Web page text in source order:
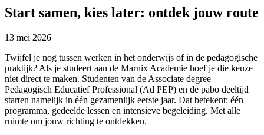
Start samen, kies later: ontdek jouw route
13 mei 2026
Twijfel je nog tussen werken in het onderwijs of in de pedagogische
praktijk? Als je studeert aan de Marnix Academie hoef je die keuze
niet direct te maken. Studenten van de Associate degree
Pedagogisch Educatief Professional (Ad PEP) en de pabo deeltijd
starten namelijk in één gezamenlijk eerste jaar. Dat betekent: één
programma, gedeelde lessen en intensieve begeleiding. Met alle
ruimte om jouw richting te ontdekken.